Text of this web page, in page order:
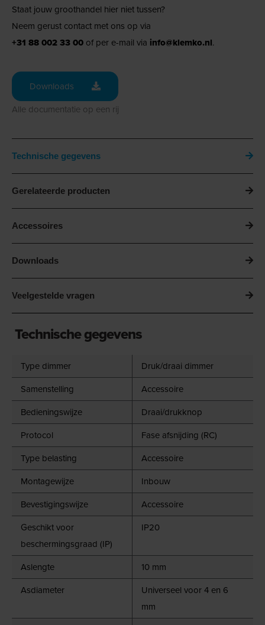
Staat jouw groothandel hier niet tussen?
Neem gerust contact met ons op via
+31 88 002 33 00 of per e-mail via info@klemko.nl.
Downloads
Alle documentatie op een rij
Technische gegevens
Gerelateerde producten
Accessoires
Downloads
Veelgestelde vragen
Technische gegevens
Type dimmer
Druk/draai dimmer
Samenstelling
Accessoire
Bedieningswijze
Draai/drukknop
Protocol
Fase afsnijding (RC)
Type belasting
Accessoire
Montagewijze
Inbouw
Bevestigingswijze
Accessoire
Geschikt voor
beschermingsgraad (IP)
IP20
Aslengte
10 mm
Asdiameter
Universeel voor 4 en 6
mm